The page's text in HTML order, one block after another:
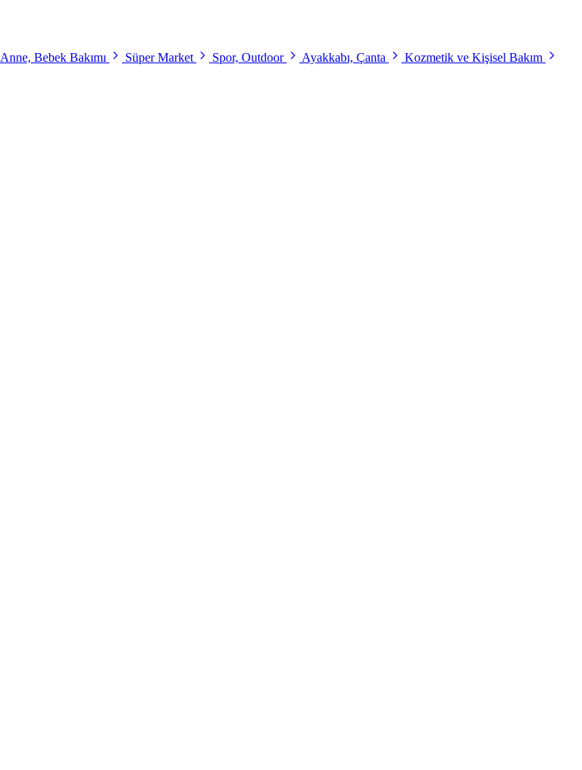
Anne, Bebek Bakımı Süper Market Spor, Outdoor Ayakkabı, Çanta
Kozmetik ve Kişisel Bakım